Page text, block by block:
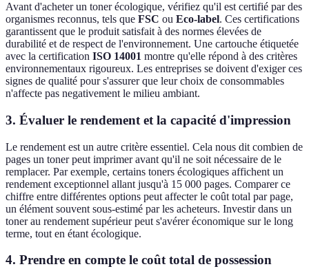
Avant d'acheter un toner écologique, vérifiez qu'il est certifié par des
organismes reconnus, tels que FSC ou Eco-label. Ces certifications
garantissent que le produit satisfait à des normes élevées de
durabilité et de respect de l'environnement. Une cartouche étiquetée
avec la certification ISO 14001 montre qu'elle répond à des critères
environnementaux rigoureux. Les entreprises se doivent d'exiger ces
signes de qualité pour s'assurer que leur choix de consommables
n'affecte pas negativement le milieu ambiant.
3. Évaluer le rendement et la capacité d'impression
Le rendement est un autre critère essentiel. Cela nous dit combien de
pages un toner peut imprimer avant qu'il ne soit nécessaire de le
remplacer. Par exemple, certains toners écologiques affichent un
rendement exceptionnel allant jusqu'à 15 000 pages. Comparer ce
chiffre entre différentes options peut affecter le coût total par page,
un élément souvent sous-estimé par les acheteurs. Investir dans un
toner au rendement supérieur peut s'avérer économique sur le long
terme, tout en étant écologique.
4. Prendre en compte le coût total de possession